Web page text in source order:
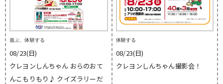
遊ぶ、体験する
08/23(日)
クレヨンしんちゃん おらのおて
んこもりもり♪ クイズラリーだ
体験する
08/23(日)
クレヨンしんちゃん撮影会！